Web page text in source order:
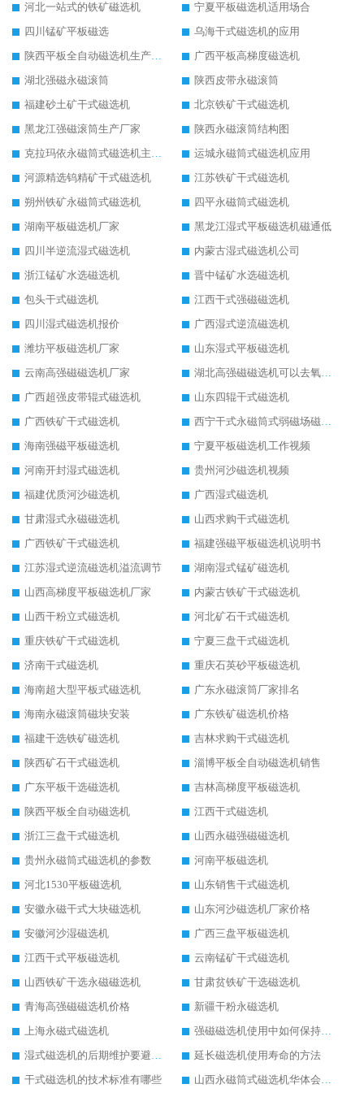
河北一站式的铁矿磁选机
宁夏平板磁选机适用场合
四川锰矿平板磁选
乌海干式磁选机的应用
陕西平板全自动磁选机生产厂家
广西平板高梯度磁选机
湖北强磁永磁滚筒
陕西皮带永磁滚筒
福建砂土矿干式磁选机
北京铁矿干式磁选机
黑龙江强磁滚筒生产厂家
陕西永磁滚筒结构图
克拉玛依永磁筒式磁选机主要技术参数
运城永磁筒式磁选机应用
河源精选钨精矿干式磁选机
江苏铁矿干式磁选机
朔州铁矿永磁筒式磁选机
四平永磁筒式磁选机
湖南平板磁选机厂家
黑龙江湿式平板磁选机磁通低
四川半逆流湿式磁选机
内蒙古湿式磁选机公司
浙江锰矿水选磁选机
晋中锰矿水选磁选机
包头干式磁选机
江西干式强磁磁选机
四川湿式磁选机报价
广西湿式逆流磁选机
潍坊平板磁选机厂家
山东湿式平板磁选机
云南高强磁磁选机厂家
湖北高强磁磁选机可以去氧化铝
广西超强皮带辊式磁选机
山东四辊干式磁选机
广西铁矿干式磁选机
西宁干式永磁筒式弱磁场磁选机结构图
海南强磁平板磁选机
宁夏平板磁选机工作视频
河南开封湿式磁选机
贵州河沙磁选机视频
福建优质河沙磁选机
广西湿式磁选机
甘肃湿式永磁磁选机
山西求购干式磁选机
广西铁矿干式磁选机
福建强磁平板磁选机说明书
江苏湿式逆流磁选机溢流调节
湖南湿式锰矿磁选机
山西高梯度平板磁选机厂家
内蒙古铁矿干式磁选机
山西干粉立式磁选机
河北矿石干式磁选机
重庆铁矿干式磁选机
宁夏三盘干式磁选机
济南干式磁选机
重庆石英砂平板磁选机
海南超大型平板式磁选机
广东永磁滚筒厂家排名
海南永磁滚筒磁块安装
广东铁矿磁选机价格
福建干选铁矿磁选机
吉林求购干式磁选机
陕西矿石干式磁选机
淄博平板全自动磁选机销售
广东平板干选磁选机
吉林高梯度平板磁选机
陕西平板全自动磁选机
江西干式磁选机
浙江三盘干式磁选机
山西永磁强磁磁选机
贵州永磁筒式磁选机的参数
河南平板磁选机
河北1530平板磁选机
山东销售干式磁选机
安徽永磁干式大块磁选机
山东河沙磁选机厂家价格
安徽河沙湿磁选机
广西三盘平板磁选机
江西干式平板磁选机
云南锰矿干式磁选机
山西铁矿干选永磁磁选机
甘肃贫铁矿干选磁选机
青海高强磁磁选机价格
新疆干粉永磁选机
上海永磁式磁选机
强磁磁选机使用中如何保持其顺畅运行
湿式磁选机的后期维护要避开哪些坑
延长磁选机使用寿命的方法
干式磁选机的技术标准有哪些
山西永磁筒式磁选机华体会手机网页版-华体会(中国)